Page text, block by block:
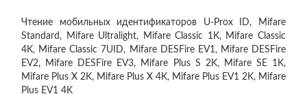
Чтение мобильных идентификаторов U-Prox ID, Mifare
Standard, Mifare Ultralight, Mifare Classic 1K, Mifare Classic
4K, Mifare Classic 7UID, Mifare DESFire EV1, Mifare DESFire
EV2, Mifare DESFire EV3, Mifare Plus S 2K, Mifare SE 1K,
Mifare Plus X 2K, Mifare Plus X 4K, Mifare Plus EV1 2K, Mifare
Plus EV1 4K